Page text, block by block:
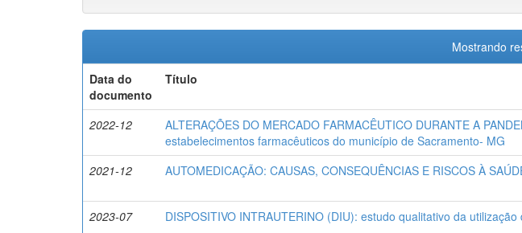
Mostrando
Data do
documento
Título
2022-12
ALTERAÇÕES DO MERCADO FARMACÊUTICO DURANTE A
estabelecimentos farmacêuticos do município de Sacramento- MG
2021-12
AUTOMEDICAÇÃO: CAUSAS, CONSEQUÊNCIAS E RISCOS À
2023-07
DISPOSITIVO INTRAUTERINO (DIU): estudo qualitativo da utilização